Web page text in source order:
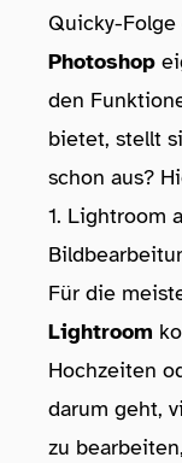
Quicky-
Photoshop
den
bietet, stellt
schon aus?
1. Lightroom
Für die
Lightroom
Hochzeiten
darum geht,
zu